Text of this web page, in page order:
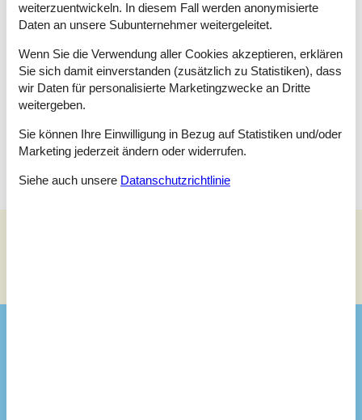
Schlafzimmer
Doppelbett - 180 x 200
Schlafzimmer
Einzelbett - 90 x 200
Einzelbett - 90 x 200
Einzelbett - 85 x 200
weiterzuentwickeln. In diesem Fall werden anonymisierte
Daten an unsere Subunternehmer weitergeleitet.
Wenn Sie die Verwendung aller Cookies akzeptieren, erklären
Sie sich damit einverstanden (zusätzlich zu Statistiken), dass
wir Daten für personalisierte Marketingzwecke an Dritte
weitergeben.
Sie können Ihre Einwilligung in Bezug auf Statistiken und/oder
Marketing jederzeit ändern oder widerrufen.
Siehe auch unsere Datanschutzrichtlinie